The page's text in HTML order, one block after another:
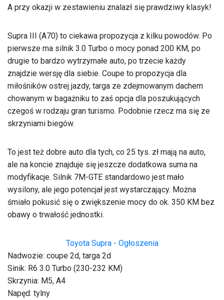
A przy okazji w zestawieniu znalazł się prawdziwy klasyk!
Supra III (A70) to ciekawa propozycja z kilku powodów. Po
pierwsze ma silnik 3.0 Turbo o mocy ponad 200 KM, po
drugie to bardzo wytrzymałe auto, po trzecie każdy
znajdzie wersję dla siebie. Coupe to propozycja dla
miłośników ostrej jazdy, targa ze zdejmowanym dachem
chowanym w bagażniku to zaś opcja dla poszukujących
czegoś w rodzaju gran turismo. Podobnie rzecz ma się ze
skrzyniami biegów.
To jest też dobre auto dla tych, co 25 tys. zł mają na auto,
ale na koncie znajduje się jeszcze dodatkowa suma na
modyfikacje. Silnik 7M-GTE standardowo jest mało
wysilony, ale jego potencjał jest wystarczający. Można
śmiało pokusić się o zwiększenie mocy do ok. 350 KM bez
obawy o trwałość jednostki.
Toyota Supra - Ogłoszenia
Nadwozie: coupe 2d, targa 2d
Sinik: R6 3.0 Turbo (230-232 KM)
Skrzynia: M5, A4
Napęd: tylny